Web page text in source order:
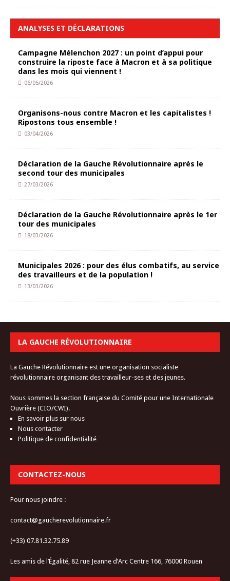
ANALYSES ET DÉCLARATIONS
Campagne Mélenchon 2027 : un point d’appui pour
construire la riposte face à Macron et à sa politique
dans les mois qui viennent !
06/05/2026
Organisons-nous contre Macron et les capitalistes !
Ripostons tous ensemble !
03/04/2026
Déclaration de la Gauche Révolutionnaire après le
second tour des municipales
27/03/2026
Déclaration de la Gauche Révolutionnaire après le 1er
tour des municipales
18/03/2026
Municipales 2026 : pour des élus combatifs, au service
des travailleurs et de la population !
13/03/2026
LA GAUCHE RÉVOLUTIONNAIRE
La Gauche Révolutionnaire est une organisation socialiste
révolutionnaire organisant des travailleur-ses et des jeunes.
Nous sommes la section française du Comité pour une Internationale
Ouvrière (CIO/CWI).
En savoir plus sur nous
Nous contacter
Politique de confidentialité
CONTACTEZ-NOUS
Pour nous joindre :
contact@gaucherevolutionnaire.fr
(+33) 07.81.32.75.89
Les amis de l’Égalité, 82 rue Jeanne d’Arc Centre 166, 76000 Rouen